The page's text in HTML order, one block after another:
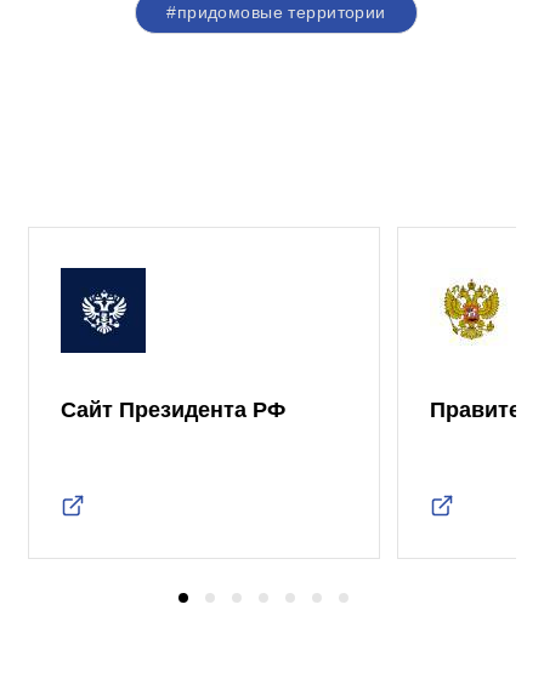
#придомовые территории
Сайт Президента РФ